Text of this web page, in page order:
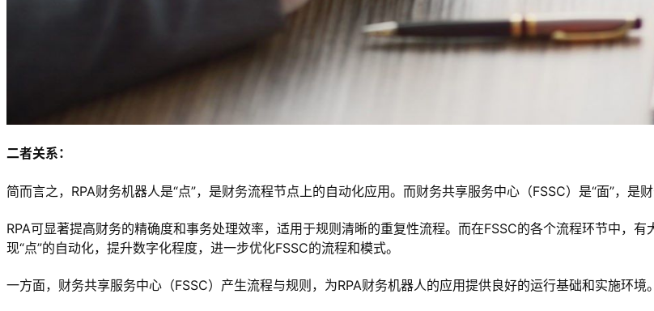
二者关系：
简而言之，RPA财务机器人是“点”，是财务流程节点上的自动化应用。而财务共享服务中心（FSSC）是“面”，是
RPA可显著提高财务的精确度和事务处理效率，适用于规则清晰的重复性流程。而在FSSC的各个流程环节中，
现“点”的自动化，提升数字化程度，进一步优化FSSC的流程和模式。
一方面，财务共享服务中心（FSSC）产生流程与规则，为RPA财务机器人的应用提供良好的运行基础和实施环境。